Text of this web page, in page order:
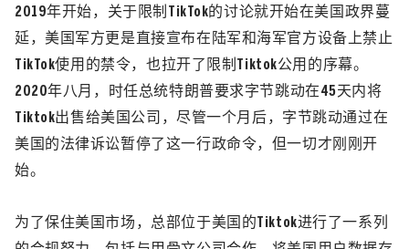
2019年开始，关于限制 TikTok的讨论就开始在美国政界蔓
延，美国军方更是直接宣布在陆军和海军官方设备上禁止
TikTok使用的禁令，也拉开了限制Tiktok公用的序幕。
2020年八月，时任总统特朗普要求字节跳动在45天内将
Tiktok出售给美国公司，尽管一个月后，字节跳动通过在
美国的法律诉讼暂停了这一行政命令，但一切才刚刚开
始。
为了保住美国市场，总部位于美国的Tiktok进行了一系列